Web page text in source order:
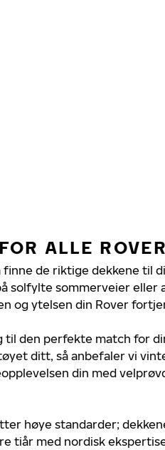
ALLE
de riktige dekkene til
solfylte sommerveier eller
og ytelsen din Rover
til den perfekte match for
ditt, så anbefaler vi
din med
høye standarder;
tiår med nordisk